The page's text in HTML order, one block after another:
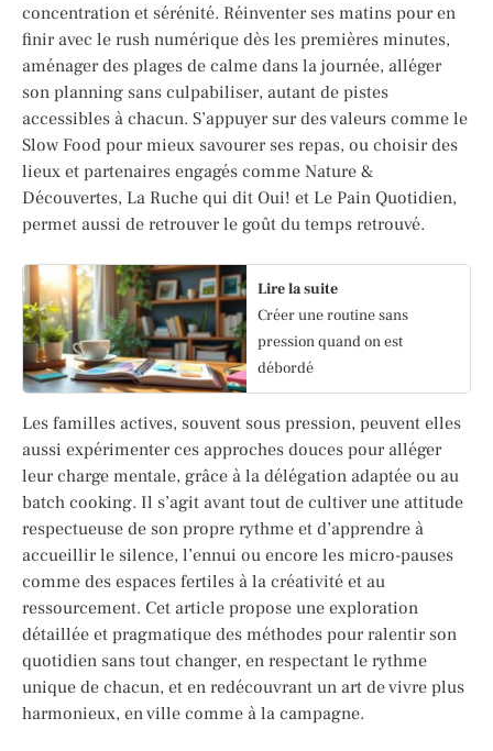
concentration et sérénité. Réinventer ses matins pour en
finir avec le rush numérique dès les premières minutes,
aménager des plages de calme dans la journée, alléger
son planning sans culpabiliser, autant de pistes
accessibles à chacun. S’appuyer sur des valeurs comme le
Slow Food pour mieux savourer ses repas, ou choisir des
lieux et partenaires engagés comme Nature &
Découvertes, La Ruche qui dit Oui! et Le Pain Quotidien,
permet aussi de retrouver le goût du temps retrouvé.
Lire la suite
Créer une routine sans
pression quand on est
débordé
Les familles actives, souvent sous pression, peuvent elles
aussi expérimenter ces approches douces pour alléger
leur charge mentale, grâce à la délégation adaptée ou au
batch cooking. Il s’agit avant tout de cultiver une attitude
respectueuse de son propre rythme et d’apprendre à
accueillir le silence, l’ennui ou encore les micro-pauses
comme des espaces fertiles à la créativité et au
ressourcement. Cet article propose une exploration
détaillée et pragmatique des méthodes pour ralentir son
quotidien sans tout changer, en respectant le rythme
unique de chacun, et en redécouvrant un art de vivre plus
harmonieux, en ville comme à la campagne.